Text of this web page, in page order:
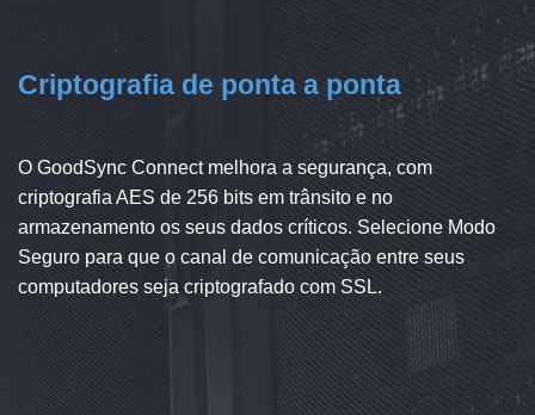
Criptografia de ponta a ponta
O GoodSync Connect melhora a segurança, com
criptografia AES de 256 bits em trânsito e no
armazenamento os seus dados críticos. Selecione Modo
Seguro para que o canal de comunicação entre seus
computadores seja criptografado com SSL.